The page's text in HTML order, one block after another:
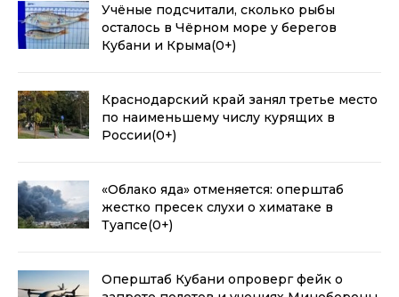
Учёные подсчитали, сколько рыбы
осталось в Чёрном море у берегов
Кубани и Крыма(0+)
Краснодарский край занял третье место
по наименьшему числу курящих в
России(0+)
«Облако яда» отменяется: оперштаб
жестко пресек слухи о химатаке в
Туапсе(0+)
Оперштаб Кубани опроверг фейк о